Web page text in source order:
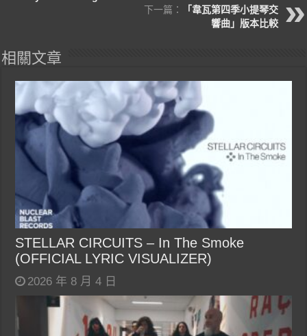
下一篇：
「韋瓦第四季小提琴交
響曲」版本比較
相關文章
STELLAR CIRCUITS – In The Smoke
(OFFICIAL LYRIC VISUALIZER)
2026 年 8 月 4 日